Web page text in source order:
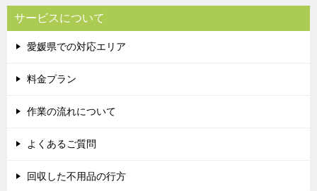
サービスについて
愛媛県での対応エリア
料金プラン
作業の流れについて
よくあるご質問
回収した不用品の行方